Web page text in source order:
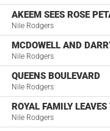
AKEEM SEES ROSE
Nile Rodgers
MCDOWELL AND
Nile Rodgers
QUEENS BOULEVARD
Nile Rodgers
ROYAL FAMILY LEAVES
Nile Rodgers